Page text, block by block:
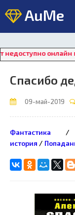
AuMe
онлайн
Спасибо
09-май-2019
Фантастика
история /